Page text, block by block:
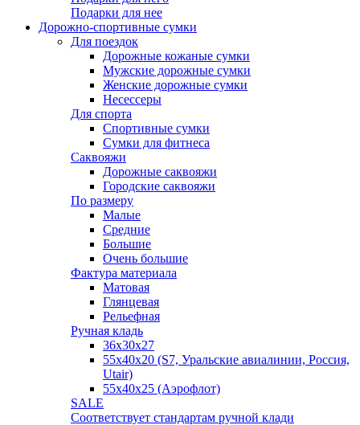
Подарки для нее
Дорожно-спортивные сумки
Для поездок
Дорожные кожаные сумки
Мужские дорожные сумки
Женские дорожные сумки
Несессеры
Для спорта
Спортивные сумки
Сумки для фитнеса
Саквояжи
Дорожные саквояжи
Городские саквояжи
По размеру
Малые
Средние
Большие
Очень большие
Фактура материала
Матовая
Глянцевая
Рельефная
Ручная кладь
36х30x27
55х40х20 (S7, Уральские авиалинии, Россия,
Utair)
55х40х25 (Аэрофлот)
SALE
Соответствует стандартам ручной клади